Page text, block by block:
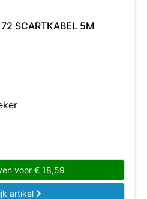
SCARTKABEL 5M
voor € 18,59
artikel